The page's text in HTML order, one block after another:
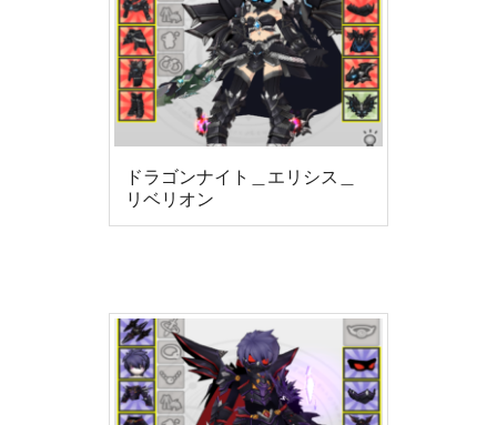
ドラゴンナイト＿エリシス＿
リベリオン